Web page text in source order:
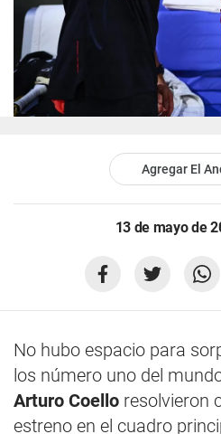
Agregar El
13 de mayo de
No hubo espacio para
los número uno del
Arturo Coello resolvieron
estreno en el cuadro